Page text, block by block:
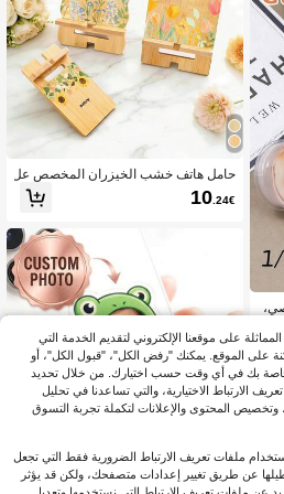
مو
كا
صدي
حامل هاتف خشب الخيزران المخصص عل
ى شكل زهرة جميلة، حامل هاتف مخصص
بالزهور والاسم، ديكور مكتبي جميل، منا
10.24€
على موقعنا الإلكتروني لتقديم الخدمة التي
على الموقع. يمكنك "رفض الكل"، "قبول الكل"، أو
بك في أي وقت حسب اختيارك. من خلال تحديد
الارتباط الاختيارية، والتي تساعدنا في تحليل
المحتوى والإعلانات لتكملة تجربة التسوق
ملفات تعريف الارتباط الضرورية فقط التي تجعل
عن طريق تغيير إعدادات متصفحك، ولكن قد يؤثر